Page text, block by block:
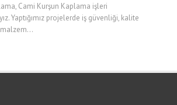
Cami Kurşun Kaplama işleri
Yaptığımız projelerde iş güvenliği, kalite